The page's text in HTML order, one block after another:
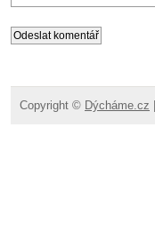
Copyright © Dýcháme.cz